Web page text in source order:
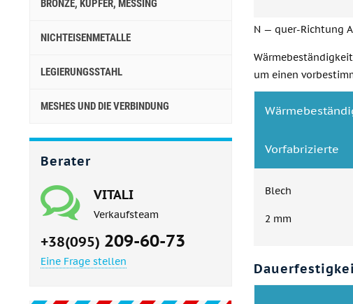
BRONZE, KUPFER, MESSING
NICHTEISENMETALLE
LEGIERUNGSSTAHL
MESHES UND DIE VERBINDUNG
Berater
VITALI
Verkaufsteam
+38(095) 209-60-73
Eine Frage stellen
N — quer-Richtung
um einen
Vorfabrizierte
Blech
2 mm